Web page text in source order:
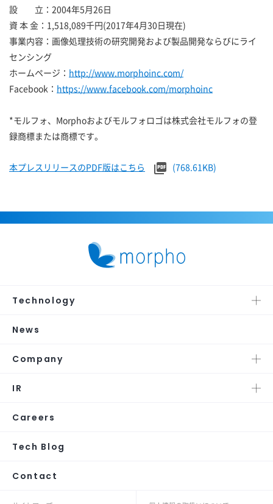
設 立：2004年5月26日
資 本 金：1,518,089千円(2017年4月30日現在)
事業内容：画像処理技術の研究開発および製品開発ならびにライ
センシング
ホームページ： http://www.morphoinc.com/
Facebook： https://www.facebook.com/morphoinc
*モルフォ、Morphoおよびモルフォロゴは株式会社モルフォの登
録商標または商標です。
本プレスリリースのPDF版はこちら (768.61KB)
Technology
News
Company
IR
Careers
Tech Blog
Contact